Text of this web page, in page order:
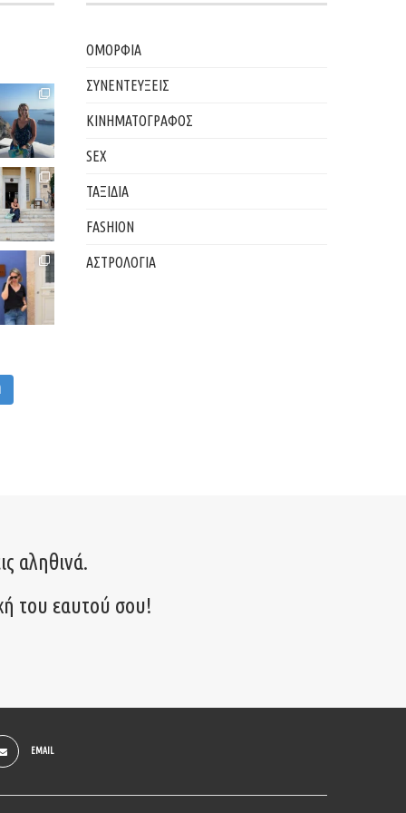
ΟΜΟΡΦΙΑ
ΣΥΝΕΝΤΕΥΞΕΙΣ
ΚΙΝΗΜΑΤΟΓΡΑΦΟΣ
SEX
ΤΑΞΙΔΙΑ
FASHION
ΑΣΤΡΟΛΟΓΙΑ
αληθινά.
του εαυτού σου!
EMAIL